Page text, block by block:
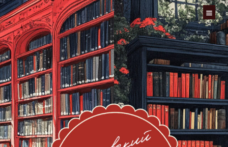
Перейти
к
содержимому